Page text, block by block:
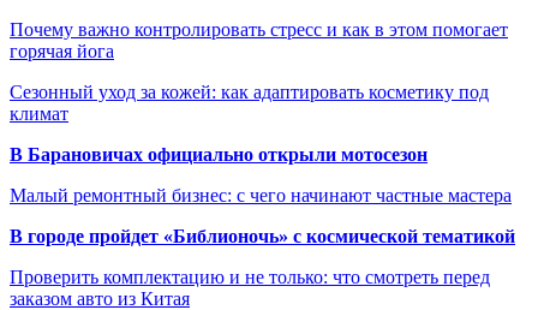
Почему важно контролировать стресс и как в этом помогает
горячая йога
Сезонный уход за кожей: как адаптировать косметику под
климат
В Барановичах официально открыли мотосезон
Малый ремонтный бизнес: с чего начинают частные мастера
В городе пройдет «Библионочь» с космической тематикой
Проверить комплектацию и не только: что смотреть перед
заказом авто из Китая